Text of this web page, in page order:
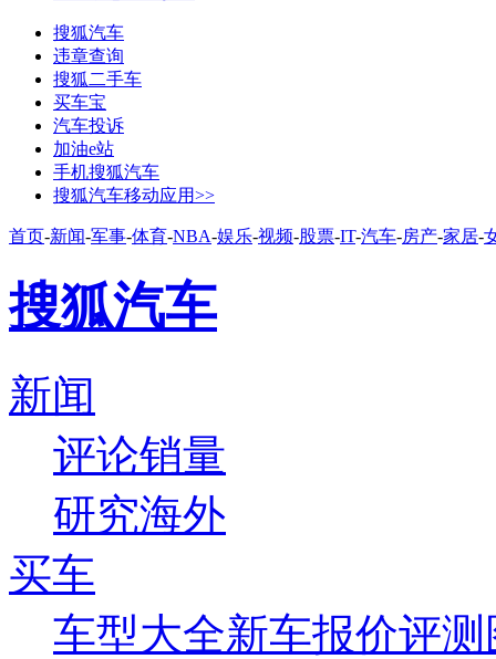
搜狐汽车
违章查询
搜狐二手车
买车宝
汽车投诉
加油e站
手机搜狐汽车
搜狐汽车移动应用>>
首页-新闻-军事-体育-NBA-娱乐-视频-股票-IT-汽车-房产-家居-
搜狐汽车
新闻
评论销量
研究海外
买车
车型大全新车报价评测